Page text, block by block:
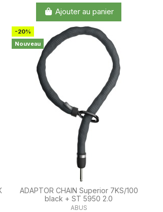
Ajouter au panier
-20%
Nouveau
ADAPTOR CHAIN Superior 7KS/100
black + ST 5950 2.0
ABUS